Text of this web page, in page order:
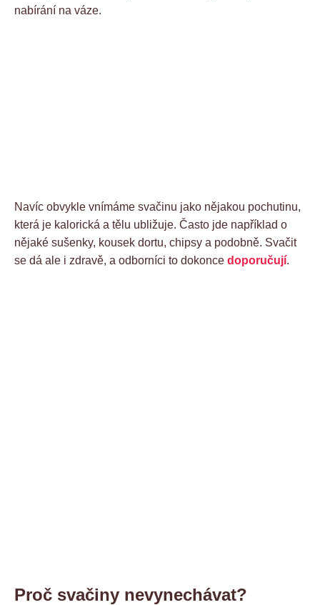
nabírání na váze.
Navíc obvykle vnímáme svačinu jako nějakou pochutinu,
která je kalorická a tělu ubližuje. Často jde například o
nějaké sušenky, kousek dortu, chipsy a podobně. Svačit
se dá ale i zdravě, a odborníci to dokonce doporučují.
Proč svačiny nevynechávat?